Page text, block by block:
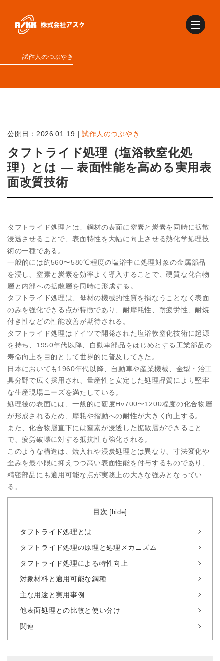
試作人のつぶやき
公開日： 2026.01.19 | 試作人のつぶやき
タフトライド処理（塩浴軟窒化処
理）とは ― 表面性能を高める実用表
面改質技術
タフトライド処理とは、鋼材の表面に窒素と炭素を同時に拡散
浸透させることで、表面特性を大幅に向上させる熱化学処理技
術の一種である。
一般的には約560〜580℃程度の塩浴中に処理対象の金属部品
を浸し、窒素と炭素を効率よく導入することで、硬質な化合物
層と内部への拡散層を同時に形成する。
タフトライド処理は、母材の機械的性質を損なうことなく表面
のみを強化できる点が特徴であり、耐摩耗性、耐疲労性、耐焼
付き性などの性能改善が期待される。
タフトライド処理はドイツで開発された塩浴軟窒化技術に起源
を持ち、1950年代以降、自動車部品をはじめとする工業部品の
寿命向上を目的として世界的に普及してきた。
日本においても1960年代以降、自動車や産業機械、金型・治工
具分野で広く採用され、量産性と安定した処理品質により堅牢
な生産現場ニーズを満たしている。
処理後の表面には、一般的に硬度Hv700〜1200程度の化合物層
が形成されるため、摩耗や摺動への耐性が大きく向上する。
また、化合物層直下には窒素が浸透した拡散層ができること
で、疲労破壊に対する抵抗性も強化される。
このような構造は、焼入れや浸炭処理とは異なり、寸法変化や
歪みを最小限に抑えつつ高い表面性能を付与するものであり、
精密部品にも適用可能な点が実務上の大きな強みとなってい
る。
目次 [ hide]
タフトライド処理とは
タフトライド処理の原理と処理メカニズム
タフトライド処理による特性向上
対象材料と適用可能な鋼種
主な用途と実用事例
他表面処理との比較と使い分け
関連